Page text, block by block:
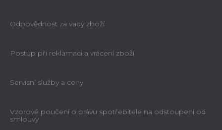
Odpovědnost za vady zboží
Postup při reklamaci a vrácení zboží
Servisní služby a ceny
Vzorové poučení o právu spotřebitele na odstoupení od
smlouvy